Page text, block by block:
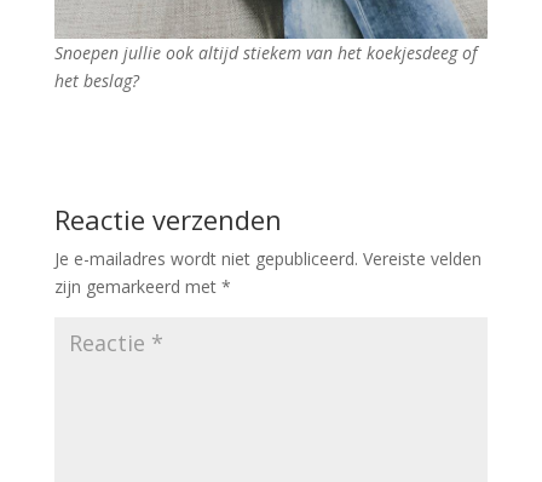
Snoepen jullie ook altijd stiekem van het koekjesdeeg of
het beslag?
Reactie verzenden
Je e-mailadres wordt niet gepubliceerd. Vereiste velden
zijn gemarkeerd met *